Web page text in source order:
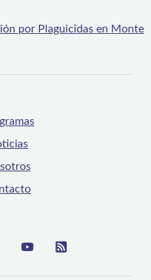
por Plaguicidas en Monte